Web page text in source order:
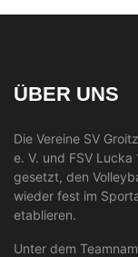
ÜBER UNS
Die Vereine SV
e. V. und FSV
gesetzt, den
wieder fest im
etablieren.
Unter dem